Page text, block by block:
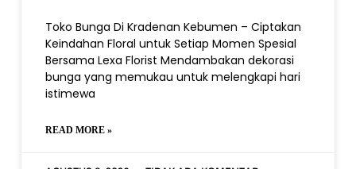
Toko Bunga Di Kradenan Kebumen – Ciptakan
Keindahan Floral untuk Setiap Momen Spesial
Bersama Lexa Florist Mendambakan dekorasi
bunga yang memukau untuk melengkapi hari
istimewa
READ MORE »